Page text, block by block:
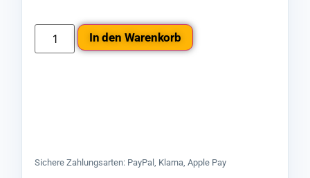
In den Warenkorb
Sichere Zahlungsarten: PayPal, Klarna, Apple Pay